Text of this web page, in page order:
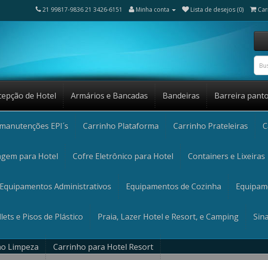
21 99817-9836 21 3426-6151 Minha conta Lista de desejos (0)
de Hotel Armários e Bancadas Bandeiras Barreira
EPI´s Carrinho Plataforma Carrinho Prateleiras
para Hotel Cofre Eletrônico para Hotel Containers e Lixeiras
Equipamentos Administrativos Equipamentos de Cozinha
e Pisos de Plástico Praia, Lazer Hotel e Resort, e Camping
Limpeza Carrinho para Hotel Resort